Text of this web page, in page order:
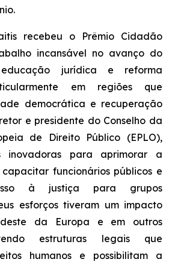
recebeu o Prêmio Cidadão
incansável no avanço do
jurídica e reforma
em regiões que
democrática e recuperação
e presidente do Conselho da
de Direito Público (EPLO),
inovadoras para aprimorar a
funcionários públicos e
à justiça para grupos
esforços tiveram um impacto
da Europa e em outros
estruturas legais que
humanos e possibilitam a